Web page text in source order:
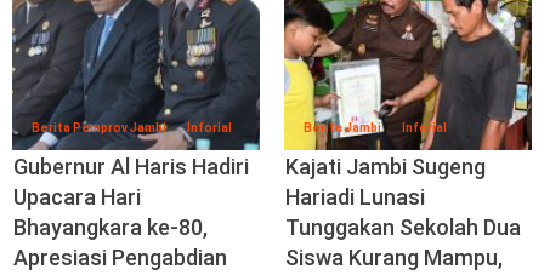
Berita Pemprov Jambi Inforial
Gubernur Al Haris Hadiri
Upacara Hari
Bhayangkara ke-80,
Apresiasi Pengabdian
Polri untuk Bangsa dan
Berita Jambi Inforial
Kajati Jambi Sugeng
Hariadi Lunasi
Tunggakan Sekolah Dua
Siswa Kurang Mampu,
Pastikan Hak Pendidikan